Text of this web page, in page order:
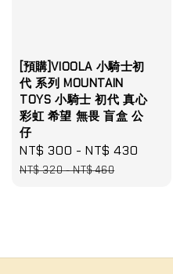
[預購]VIOOLA 小騎士初
代 系列 MOUNTAIN
TOYS 小騎士 初代 真心
彩虹 希望 無畏 盲盒 公
仔
Sale
price
NT$ 300 -NT$ 430
NT$ 320-NT$ 460